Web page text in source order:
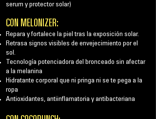
serum y protector solar)
CON MELONIZER:
Repara y fortalece la piel tras la exposición solar.
Retrasa signos visibles de envejecimiento por el
sol.
Tecnología potenciadora del bronceado sin afectar
a la melanina
Hidratante corporal que ni pringa ni se te pega a la
ropa
Antioxidantes, antiinflamatoria y antibacteriana